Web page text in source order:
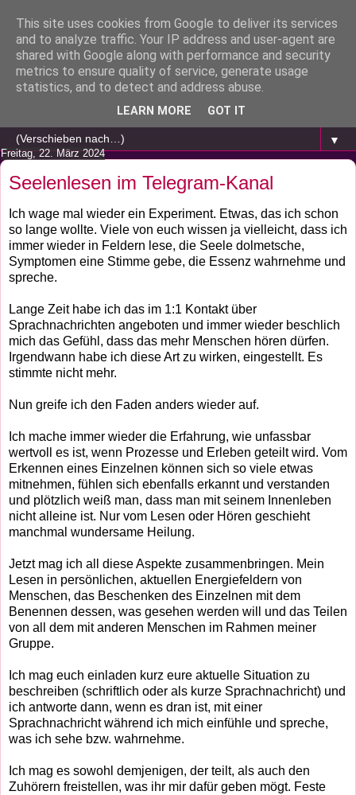
▼
Freitag, 22. März 2024
Seelenlesen im Telegram-Kanal
Ich wage mal wieder ein Experiment. Etwas, das ich schon
so lange wollte. Viele von euch wissen ja vielleicht, dass ich
immer wieder in Feldern lese, die Seele dolmetsche,
Symptomen eine Stimme gebe, die Essenz wahrnehme und
spreche.
Lange Zeit habe ich das im 1:1 Kontakt über
Sprachnachrichten angeboten und immer wieder beschlich
mich das Gefühl, dass das mehr Menschen hören dürfen.
Irgendwann habe ich diese Art zu wirken, eingestellt. Es
stimmte nicht mehr.
Nun greife ich den Faden anders wieder auf.
Ich mache immer wieder die Erfahrung, wie unfassbar
wertvoll es ist, wenn Prozesse und Erleben geteilt wird. Vom
Erkennen eines Einzelnen können sich so viele etwas
mitnehmen, fühlen sich ebenfalls erkannt und verstanden
und plötzlich weiß man, dass man mit seinem Innenleben
nicht alleine ist. Nur vom Lesen oder Hören geschieht
manchmal wundersame Heilung.
Jetzt mag ich all diese Aspekte zusammenbringen. Mein
Lesen in persönlichen, aktuellen Energiefeldern von
Menschen, das Beschenken des Einzelnen mit dem
Benennen dessen, was gesehen werden will und das Teilen
von all dem mit anderen Menschen im Rahmen meiner
Gruppe.
Ich mag euch einladen kurz eure aktuelle Situation zu
beschreiben (schriftlich oder als kurze Sprachnachricht) und
ich antworte dann, wenn es dran ist, mit einer
Sprachnachricht während ich mich einfühle und spreche,
was ich sehe bzw. wahrnehme.
Ich mag es sowohl demjenigen, der teilt, als auch den
Zuhörern freistellen, was ihr mir dafür geben mögt. Feste
This site uses cookies from Google to deliver its services
and to analyze traffic. Your IP address and user-agent are
shared with Google along with performance and security
metrics to ensure quality of service, generate usage
statistics, and to detect and address abuse.
LEARN MORE GOT IT